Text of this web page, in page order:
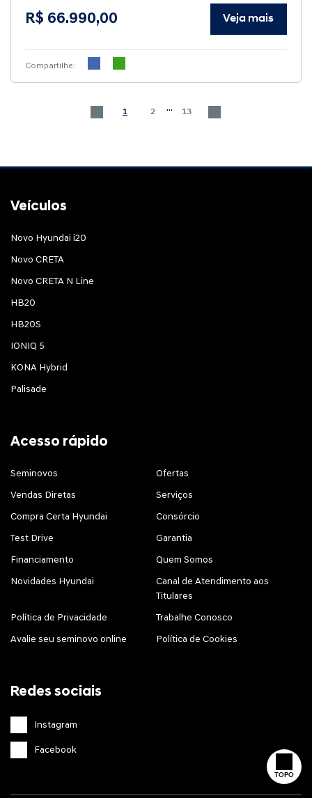
R$ 66.990,00 Veja mais
Compartilhe:
1 2 ... 13
TOPO
Veículos
Novo Hyundai i20
Novo CRETA
Novo CRETA N Line
HB20
HB20S
IONIQ 5
KONA Hybrid
Palisade
Acesso rápido
Seminovos Ofertas
Vendas Diretas Serviços
Compra Certa Hyundai Consórcio
Test Drive Garantia
Financiamento Quem Somos
Novidades Hyundai
Canal de Atendimento aos
Titulares
Política de Privacidade Trabalhe Conosco
Avalie seu seminovo online Política de Cookies
Redes sociais
Instagram
Facebook